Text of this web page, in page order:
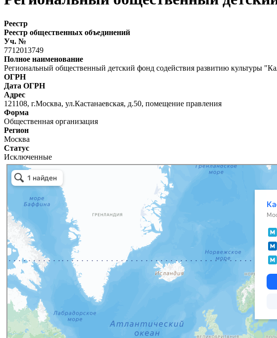
Реестр
Реестр общественных объединений
Уч. №
7712013749
Полное наименование
Региональный общественный детский фонд содействия развитию культуры
ОГРН
Дата ОГРН
Адрес
121108, г.Москва, ул.Кастанаевская, д.50, помещение правления
Форма
Общественная организация
Регион
Москва
Статус
Исключенные